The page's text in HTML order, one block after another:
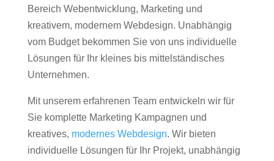
Bereich Webentwicklung, Marketing und
kreativem, modernem Webdesign. Unabhängig
vom Budget bekommen Sie von uns individuelle
Lösungen für Ihr kleines bis mittelständisches
Unternehmen.
Mit unserem erfahrenen Team entwickeln wir für
Sie komplette Marketing Kampagnen und
kreatives, modernes Webdesign. Wir bieten
individuelle Lösungen für Ihr Projekt, unabhängig